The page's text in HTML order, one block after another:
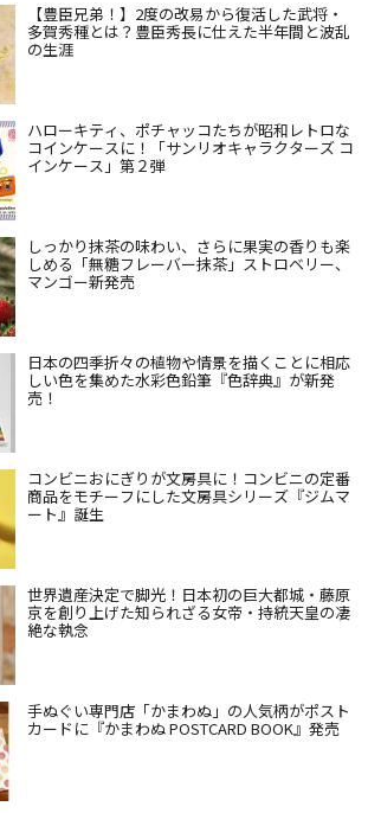
【豊臣兄弟！】2度の改易から復活した武将・
多賀秀種とは？豊臣秀長に仕えた半年間と波乱
の生涯
ハローキティ、ポチャッコたちが昭和レトロな
コインケースに！「サンリオキャラクターズ コ
インケース」第２弾
しっかり抹茶の味わい、さらに果実の香りも楽
しめる「無糖フレーバー抹茶」ストロベリー、
マンゴー新発売
日本の四季折々の植物や情景を描くことに相応
しい色を集めた水彩色鉛筆『色辞典』が新発
売！
コンビニおにぎりが文房具に！コンビニの定番
商品をモチーフにした文房具シリーズ『ジムマ
ート』誕生
世界遺産決定で脚光！日本初の巨大都城・藤原
京を創り上げた知られざる女帝・持統天皇の凄
絶な執念
手ぬぐい専門店「かまわぬ」の人気柄がポスト
カードに『かまわぬ POSTCARD BOOK』発売